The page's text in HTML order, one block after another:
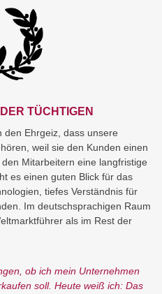
TÜCHTIGEN
den Ehrgeiz, dass unsere
weil sie den Kunden einen
Mitarbeitern eine langfristige
es einen guten Blick für das
tiefes Verständnis für
Im deutschsprachigen Raum
als im Rest der
ob ich mein Unternehmen
soll. Heute weiß ich: Das